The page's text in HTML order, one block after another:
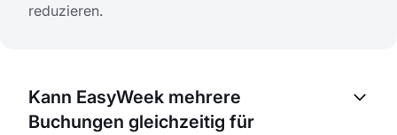
reduzieren.
Kann EasyWeek mehrere
Buchungen gleichzeitig für